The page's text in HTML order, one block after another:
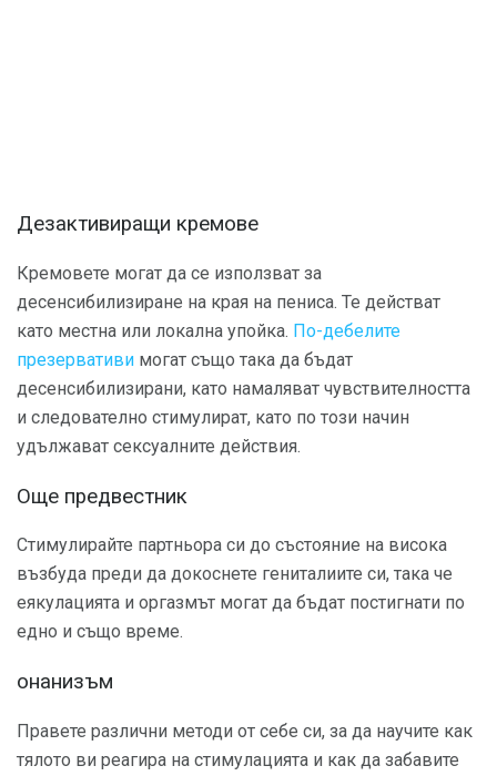
Дезактивиращи кремове
Кремовете могат да се използват за
десенсибилизиране на края на пениса. Те действат
като местна или локална упойка. По-дебелите
презервативи могат също така да бъдат
десенсибилизирани, като намаляват чувствителността
и следователно стимулират, като по този начин
удължават сексуалните действия.
Още предвестник
Стимулирайте партньора си до състояние на висока
възбуда преди да докоснете гениталиите си, така че
еякулацията и оргазмът могат да бъдат постигнати по
едно и също време.
онанизъм
Правете различни методи от себе си, за да научите как
тялото ви реагира на стимулацията и как да забавите